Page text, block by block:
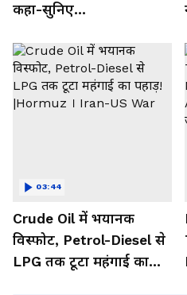
कहा-सुनिए...
Crude Oil में भयानक
विस्फोट, Petrol-Diesel से
LPG तक टूटा महंगाई का
03:44